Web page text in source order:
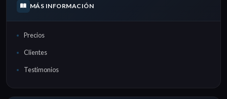
MÁS INFORMACIÓN
Precios
Clientes
Testimonios